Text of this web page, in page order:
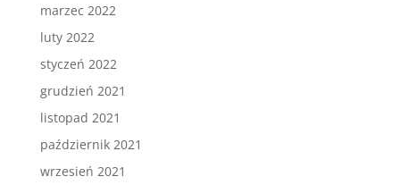
marzec 2022
luty 2022
styczeń 2022
grudzień 2021
listopad 2021
październik 2021
wrzesień 2021